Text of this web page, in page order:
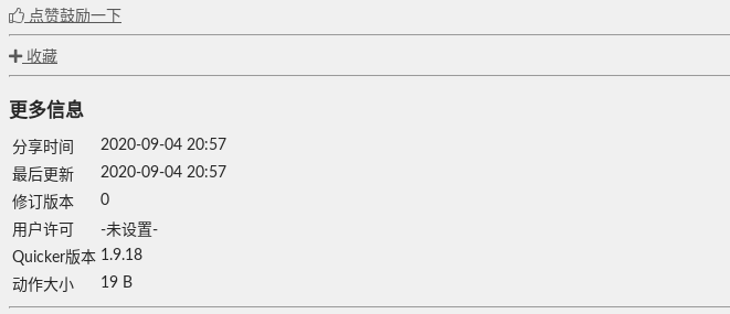
点赞鼓励一下
收藏
更多信息
分享时间
2020-09-04 20:57
最后更新
2020-09-04 20:57
修订版本
0
用户许可
-未设置-
Quicker版本 1.9.18
动作大小
19 B